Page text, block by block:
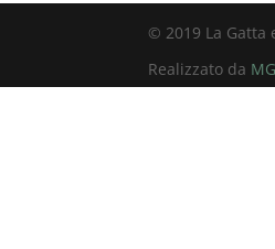
© 2019 La Gatta
Realizzato da